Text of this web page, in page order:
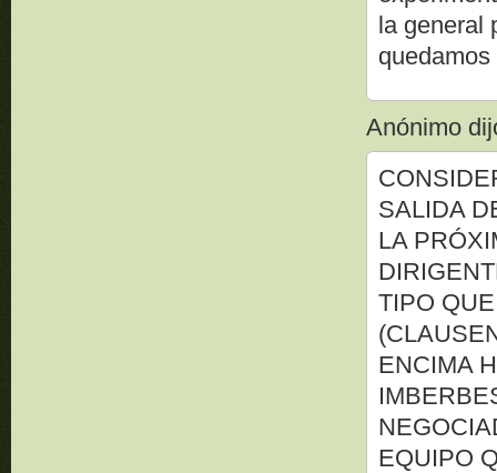
la general
Anónimo
SALIDA
LA
TIPO
ENCIMA
EQUIPO